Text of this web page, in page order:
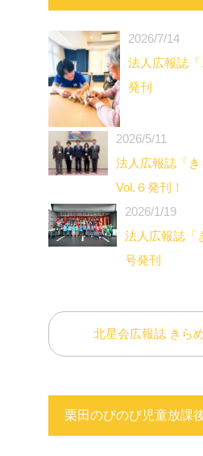
2026/7/14
法人広報誌
発刊
2026/5/11
法人広報誌「
Vol.６発刊！
2026/1/19
法人広報誌「
号発刊
北星会広報誌 きら
栗田のびのび児童放課